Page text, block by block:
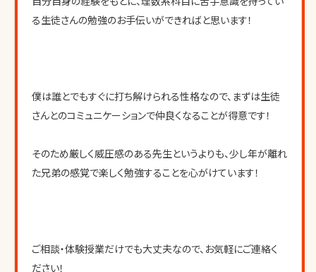
る生徒さんの勉強のお手伝いができればと思います！
僕は誰とでもすぐに打ち解けられる性格なので、まずは生徒
さんとのコミュニケーションで仲良くなることが得意です！
そのため厳しく威圧感のある先生というよりも、少し年が離れ
た兄弟の感覚で楽しく勉強することを心がけています！
ご相談・体験授業だけでも大丈夫なので、お気軽にご連絡く
ださい！